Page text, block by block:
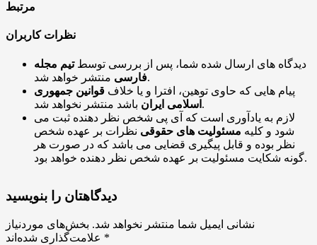
مرتبط
نظرات کاربران
دیدگاه های ارسال شده شما، پس از بررسی توسطتیم مجله
فارسیمنتشر خواهد شد.
پیام هایی که حاوی توهین، افترا و یا خلاف قوانین جمهوری
اسلامی ایران باشد منتشر نخواهد شد.
لازم به یادآوری است که آی پی شخص نظر دهنده ثبت می
شود و کلیه مسئولیت های حقوقی نظرات بر عهده شخص
نظر بوده و قابل پیگیری قضایی می باشد که در صورت هر
گونه شکایت مسئولیت بر عهده شخص نظر دهنده خواهد بود.
دیدگاهتان را بنویسید
نشانی ایمیل شما منتشر نخواهد شد. بخش‌های موردنیاز
*